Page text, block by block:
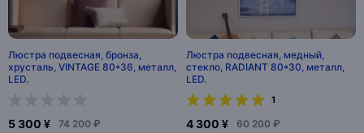
Люстра подвесная, бронза,
хрусталь, VINTAGE 80*36, металл,
LED.
5 300 ¥ 74 200 ₽
Люстра подвесная, медный,
стекло, RADIANT 80*30, металл,
LED.
1
4 300 ¥ 60 200 ₽